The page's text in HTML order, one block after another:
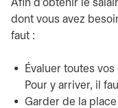
Afin d’obtenir le
dont vous avez
faut :
Évaluer toutes
Pour y arriver, il
Garder de la